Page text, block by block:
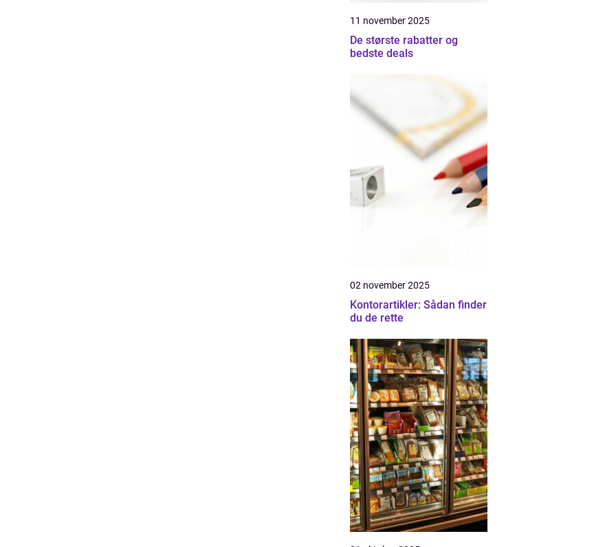
11 november 2025
De største rabatter og
bedste deals
02 november 2025
Kontorartikler: Sådan finder
du de rette